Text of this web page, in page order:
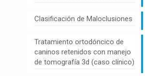
Clasificación de Maloclusiones
Tratamiento ortodóncico de
caninos retenidos con manejo
de tomografía 3d (caso clínico)